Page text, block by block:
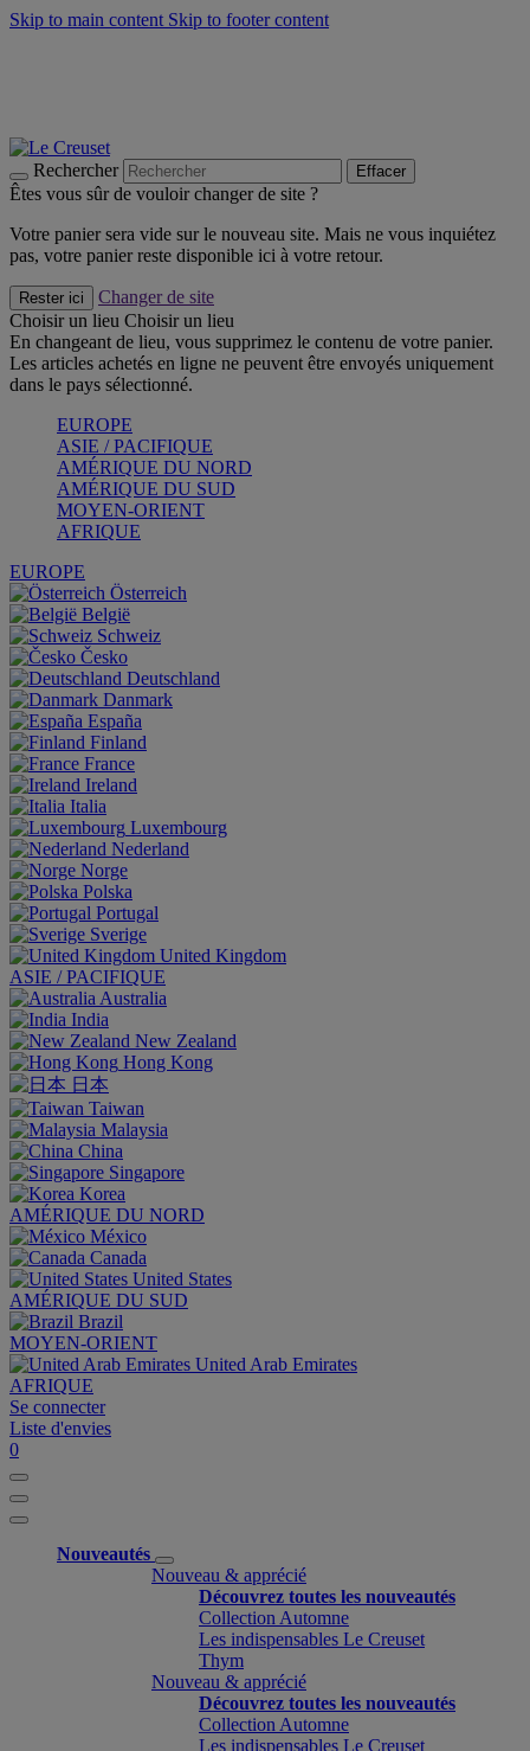
Skip to main content Skip to footer content
Rechercher Effacer
Êtes vous sûr de vouloir changer de site ?
Votre panier sera vide sur le nouveau site. Mais ne vous inquiétez
pas, votre panier reste disponible ici à votre retour.
Rester ici
Changer de site
Choisir un lieu Choisir un lieu
En changeant de lieu, vous supprimez le contenu de votre panier.
Les articles achetés en ligne ne peuvent être envoyés uniquement
dans le pays sélectionné.
EUROPE
ASIE / PACIFIQUE
AMÉRIQUE DU NORD
AMÉRIQUE DU SUD
MOYEN-ORIENT
AFRIQUE
EUROPE
Österreich
België
Schweiz
Česko
Deutschland
Danmark
España
Finland
France
Ireland
Italia
Luxembourg
Nederland
Norge
Polska
Portugal
Sverige
United Kingdom
ASIE / PACIFIQUE
Australia
India
New Zealand
Hong Kong
日本
Taiwan
Malaysia
China
Singapore
Korea
AMÉRIQUE DU NORD
México
Canada
United States
AMÉRIQUE DU SUD
Brazil
MOYEN-ORIENT
United Arab Emirates
AFRIQUE
Se connecter
Liste d'envies
0
Nouveautés
Nouveau & apprécié
Découvrez toutes les nouveautés
Collection Automne
Les indispensables Le Creuset
Thym
Nouveau & apprécié
Découvrez toutes les nouveautés
Collection Automne
Les indispensables Le Creuset